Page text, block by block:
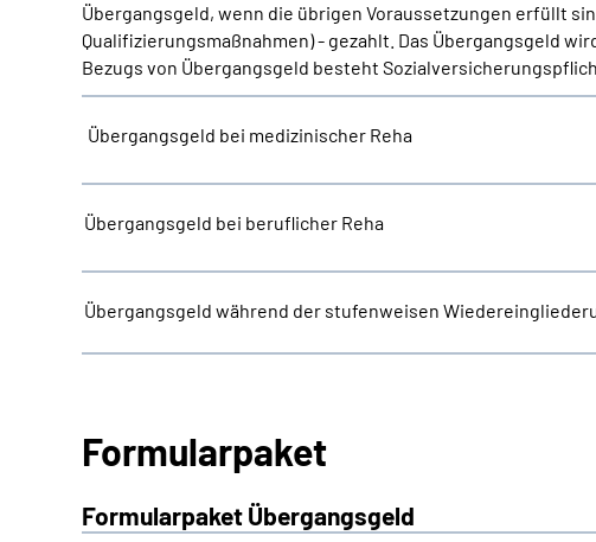
Übergangsgeld, wenn die übrigen Voraussetzungen erfüllt
Qualifizierungsmaßnahmen) - gezahlt. Das Übergangsgeld
Bezugs von Übergangsgeld besteht
Übergangsgeld bei medizinischer Reha
Übergangsgeld bei beruflicher Reha
Übergangsgeld während der stufenweisen
Formularpaket
Formularpaket Übergangsgeld